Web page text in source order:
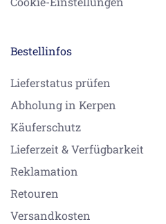
Bestellinfos
Lieferstatus prüfen
Abholung in Kerpen
Käuferschutz
Lieferzeit & Verfügbarkeit
Reklamation
Retouren
Versandkosten